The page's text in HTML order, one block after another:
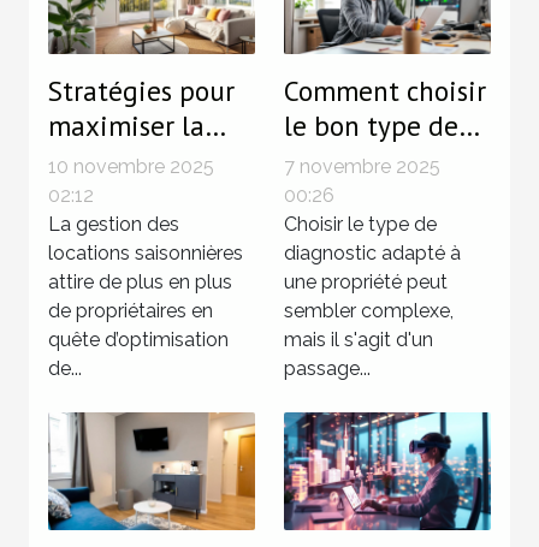
Stratégies pour
maximiser la
rentabilité des
locations
saisonnières
10 novembre 2025
02:12
La gestion des
locations saisonnières
attire de plus en plus
de propriétaires en
quête d’optimisation
de...
Comment choisir
le bon type de
diagnostic pour
votre propriété?
7 novembre 2025
00:26
Choisir le type de
diagnostic adapté à
une propriété peut
sembler complexe,
mais il s'agit d'un
passage...